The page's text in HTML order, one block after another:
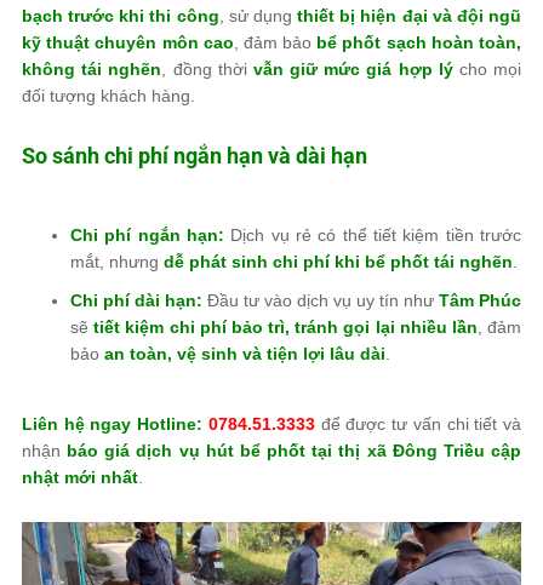
bạch trước khi thi công , sử dụngthiết bị hiện đại và đội ngũ
kỹ thuật chuyên môn cao , đảm bảo bể phốt sạch hoàn toàn,
không tái nghẽn , đồng thời vẫn giữ mức giá hợp lýcho mọi
đối tượng khách hàng.
So sánh chi phí ngắn hạn và dài hạn
Chi phí ngắn hạn: Dịch vụ rẻ có thể tiết kiệm tiền trước
mắt, nhưng dễ phát sinh chi phí khi bể phốt tái nghẽn
Chi phí dài hạn: Đầu tư vào dịch vụ uy tín như Tâm Phúc
sẽtiết kiệm chi phí bảo trì, tránh gọi lại nhiều lần , đảm
bảo an toàn, vệ sinh và tiện lợi lâu dài
Liên hệ ngay Hotline: 0784.51.3333để được tư vấn chi tiết và
nhận báo giá dịch vụ hút bể phốt tại thị xã Đông Triều cập
nhật mới nhất